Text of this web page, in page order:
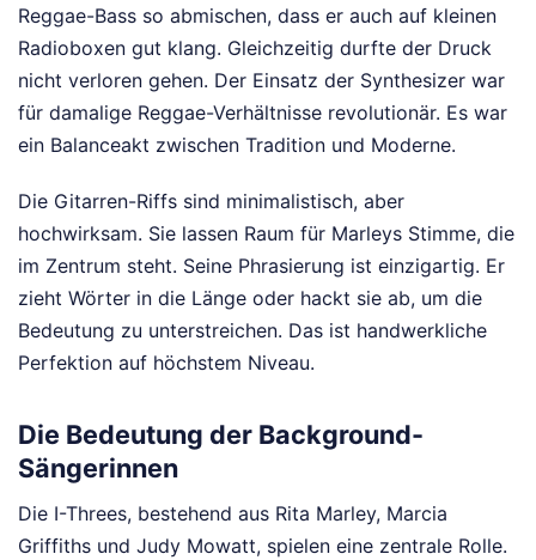
Reggae-Bass so abmischen, dass er auch auf kleinen
Radioboxen gut klang. Gleichzeitig durfte der Druck
nicht verloren gehen. Der Einsatz der Synthesizer war
für damalige Reggae-Verhältnisse revolutionär. Es war
ein Balanceakt zwischen Tradition und Moderne.
Die Gitarren-Riffs sind minimalistisch, aber
hochwirksam. Sie lassen Raum für Marleys Stimme, die
im Zentrum steht. Seine Phrasierung ist einzigartig. Er
zieht Wörter in die Länge oder hackt sie ab, um die
Bedeutung zu unterstreichen. Das ist handwerkliche
Perfektion auf höchstem Niveau.
Die Bedeutung der Background-
Sängerinnen
Die I-Threes, bestehend aus Rita Marley, Marcia
Griffiths und Judy Mowatt, spielen eine zentrale Rolle.